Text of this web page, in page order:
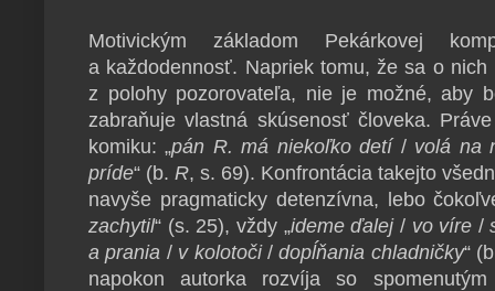
Motivickým základom Pekárkovej
a každodennosť. Napriek tomu, že sa o
z polohy pozorovateľa, nie je možné, aby
zabraňuje vlastná skúsenosť človeka.
komiku: „pán R. má niekoľko detí/ volá na
príde“ (b. R, s. 69). Konfrontácia takejto
navyše pragmaticky detenzívna, lebo
zachytil“ (s. 25), vždy „ideme ďalej/ vo víre /
a prania / v kolotoči/dopĺňania chladničky“
napokon autorka rozvíja so